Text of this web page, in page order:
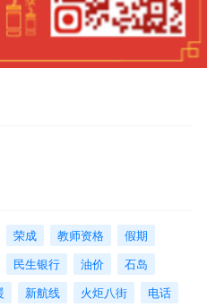
荣成 教师资格
假期
民生银行 油价
石岛
新航线 火炬八街 电话